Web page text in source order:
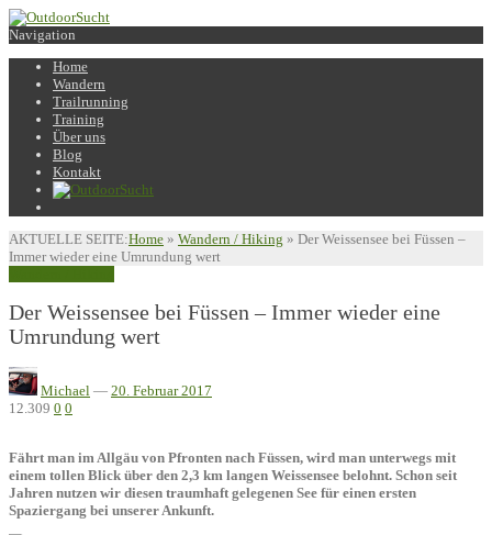
Navigation
Home
Wandern
Trailrunning
Training
Über uns
Blog
Kontakt
AKTUELLE SEITE:Home » Wandern / Hiking » Der Weissensee bei Füssen –
Immer wieder eine Umrundung wert
Der Weissensee bei Füssen – Immer wieder eine
Umrundung wert
Michael — 20. Februar 2017
12.309 0 0
Fährt man im Allgäu von Pfronten nach Füssen, wird man unterwegs mit
einem tollen Blick über den 2,3 km langen Weissensee belohnt. Schon seit
Jahren nutzen wir diesen traumhaft gelegenen See für einen ersten
Spaziergang bei unserer Ankunft.